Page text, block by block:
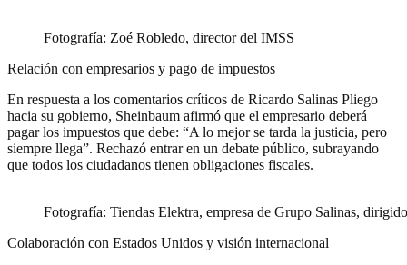
Fotografía: Zoé Robledo, director del IMSS
Relación con empresarios y pago de impuestos
En respuesta a los comentarios críticos de Ricardo Salinas Pliego
hacia su gobierno, Sheinbaum afirmó que el empresario deberá
pagar los impuestos que debe: “A lo mejor se tarda la justicia, pero
siempre llega”. Rechazó entrar en un debate público, subrayando
que todos los ciudadanos tienen obligaciones fiscales.
Fotografía: Tiendas Elektra, empresa de Grupo Salinas,
Colaboración con Estados Unidos y visión internacional